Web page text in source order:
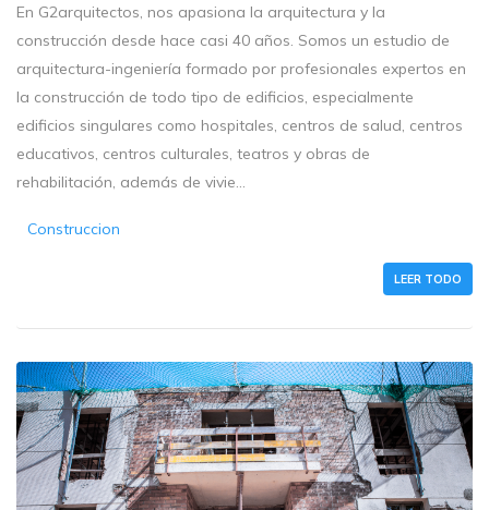
En G2arquitectos, nos apasiona la arquitectura y la
construcción desde hace casi 40 años. Somos un estudio de
arquitectura-ingeniería formado por profesionales expertos en
la construcción de todo tipo de edificios, especialmente
edificios singulares como hospitales, centros de salud, centros
educativos, centros culturales, teatros y obras de
rehabilitación, además de vivie...
Construccion
LEER TODO